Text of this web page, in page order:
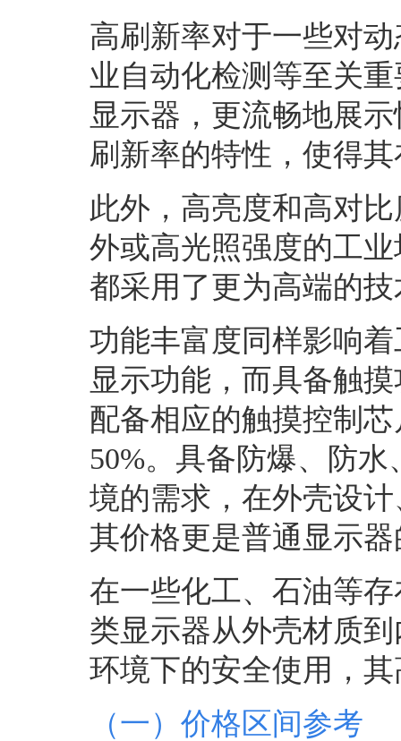
高刷新率对于一些对
业自动化检测等至关
显示器，更流畅地展
刷新率的特性，使得
此外，高亮度和高对
外或高光照强度的工
都采用了更为高端的
功能丰富度同样影响
显示功能，而具备触
配备相应的触摸控制
50%。具备防爆、防
境的需求，在外壳设
其价格更是普通显示
在一些化工、石油等
类显示器从外壳材质
环境下的安全使用，
（一）价格区间参考